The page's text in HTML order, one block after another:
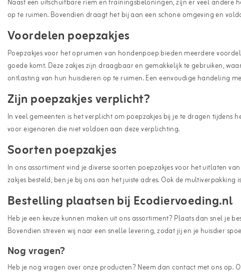
Naast een uitschuifbare riem en trainingsbeloningen, zijn er veel
op te ruimen. Bovendien draagt het bij aan een schone omgeving en
Voordelen poepzakjes
Poepzakjes voor het opruimen van hondenpoep bieden meerdere
goede komt. Deze zakjes zijn draagbaar en gemakkelijk te gebruiken,
ontlasting van hun huisdieren op te ruimen. Een eenvoudige handeling
Zijn poepzakjes verplicht?
In veel gemeenten is het verplicht om poepzakjes bij je te dragen
voor eigenaren die niet voldoen aan deze verplichting.
Soorten poepzakjes
In ons assortiment vind je diverse soorten poepzakjes voor het uitlaten
zakjes besteld, ben je bij ons aan het juiste adres. Ook de multiverpakking
Bestelling plaatsen bij Ecodiervoeding.nl
Heb je een keuze kunnen maken uit ons assortiment? Plaats dan snel
Bovendien streven wij naar een snelle levering, zodat jij en je huisdier
Nog vragen?
Heb je nog vragen over onze producten? Neem dan contact met ons